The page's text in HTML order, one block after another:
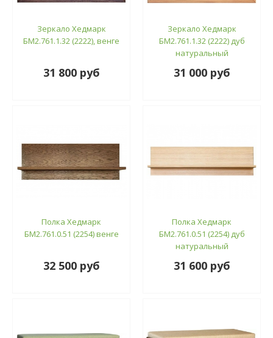
Зеркало Хедмарк
БМ2.761.1.32 (2222), венге
31 800 руб
Зеркало Хедмарк
БМ2.761.1.32 (2222) дуб
натуральный
31 000 руб
Полка Хедмарк
БМ2.761.0.51 (2254) венге
32 500 руб
Полка Хедмарк
БМ2.761.0.51 (2254) дуб
натуральный
31 600 руб